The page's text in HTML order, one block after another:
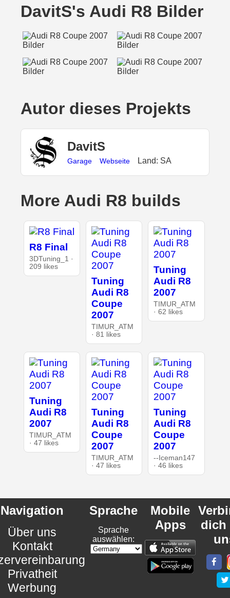
DavitS's Audi R8 Bilder
Autor dieses Projekts
DavitS
Garage Webseite Land: SA
More Audi R8 builds
R8 Final
3DTuning_1 ·
209 likes
Tuning
Audi R8
Coupe
2007
TIMUR_ATM
· 81 likes
Tuning
Audi R8
2007
TIMUR_ATM
· 62 likes
Tuning
Audi R8
2007
TIMUR_ATM
· 47 likes
Tuning
Audi R8
Coupe
2007
TIMUR_ATM
· 47 likes
Tuning
Audi R8
Coupe
2007
--Iceman147
· 46 likes
Navigation
Über uns
Kontakt
Privatheit
Werbung
Sprache
Sprache
auswählen:
Mobile
Apps
dich